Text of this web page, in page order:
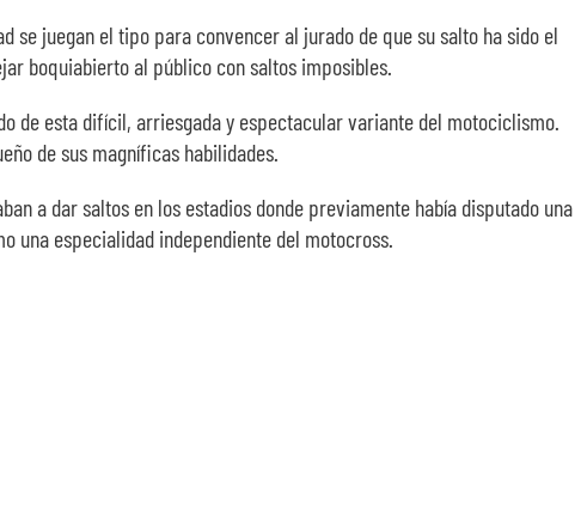
se juegan el tipo para convencer al jurado de que su salto ha sido el
boquiabierto al público con saltos imposibles.
de esta difícil, arriesgada y espectacular variante del motociclismo.
de sus magníficas habilidades.
a dar saltos en los estadios donde previamente había disputado una
una especialidad independiente del motocross.